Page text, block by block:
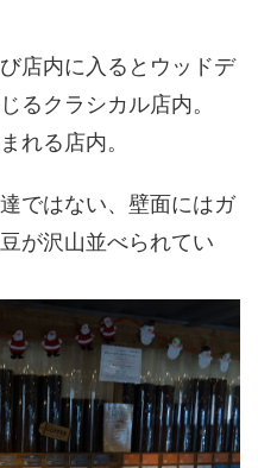
店内に入るとウッドデ
るクラシカル店内。
れる店内。
ではない、壁面にはガ
が沢山並べられてい